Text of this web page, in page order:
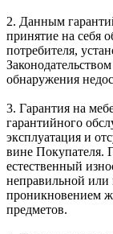
2. Данным
принятие на себя
потребителя,
обнаружения
3. Гарантия на
гарантийного
эксплуатация и
вине Покупателя.
естественный
неправильной или
проникновением
предметов.